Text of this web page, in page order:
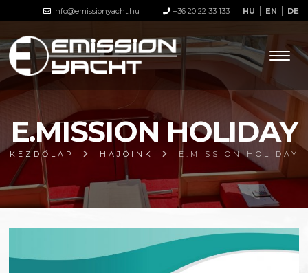
info@emissionyacht.hu +36 20 22 33 133 HU EN DE
E.MISSION HOLIDAY
KEZDŐLAP HAJÓINK E.MISSION HOLIDAY